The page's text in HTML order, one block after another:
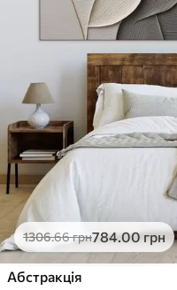
1306.66грн784.00грн
Абстракція